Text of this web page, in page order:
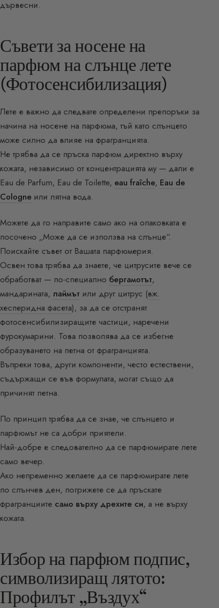
дървесни.
Съвети за носене на
парфюм на слънце лете
(Фотосенсибилизация)
Лете е важно да следвате определени препоръки за
начина на носене на парфюма, тъй като слънцето
може силно да влияе на фрагранцията.
Не трябва да се пръска парфюм директно върху
кожата, независимо от концентрацията му — дали е
Eau de Parfum, Eau de Toilette, eau fraîche, Eau de
Cologne или лятна вода.
Можете да го направите само ако на опаковката е
посочено „Може да се използва на слънце“.
Поискайте съвет от Вашата парфюмерия.
Освен това трябва да знаете, че цитрусите вече се
обработват — по-специално бергамотът,
мандарината, лаймът или друг цитрус (вж.
хесперидна фасета), за да се отстранят
фотосенсибилизиращите частици, наречени
фурокумарини. Това позволява да се избегне
образуването на петна от фрагранцията.
Въпреки това, други компоненти, често естествени,
съдържащи се във формулата, могат също да
причинят петна.
По принцип трябва да се знае, че слънцето и
парфюмът не са добри приятели.
Най-добре е следователно да се парфюмирате лете
само вечер.
Ако непременно желаете да се парфюмирате лете
по слънчев ден, погрижете се да пръскате
фрагранциите само върху дрехите си, а не върху
кожата.
Избор на парфюм подпис,
символизиращ лятото:
Профилът „Въздух“